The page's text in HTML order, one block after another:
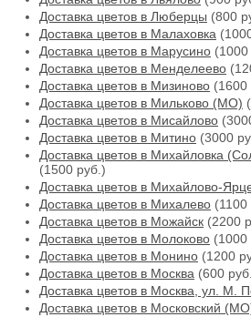
Доставка цветов в Люберцы (800
Доставка цветов в Малаховка
Доставка цветов в Марусино (1000
Доставка цветов в Менделеево
Доставка цветов в Мизиново (1600
Доставка цветов в Мильково (МО)
Доставка цветов в Мисайлово
Доставка цветов в Митино (3000
Доставка цветов в Михайловка
(1500 руб.)
Доставка цветов в Михайлово-
Доставка цветов в Михалево (1100
Доставка цветов в Можайск (2200
Доставка цветов в Молоково (1000
Доставка цветов в Монино (1200
Доставка цветов в Москва (600
Доставка цветов в Москва, ул. М.
Доставка цветов в Московский